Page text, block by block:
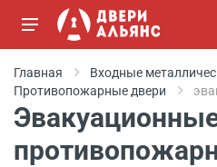
Главная
Входные
Противопожарные двери